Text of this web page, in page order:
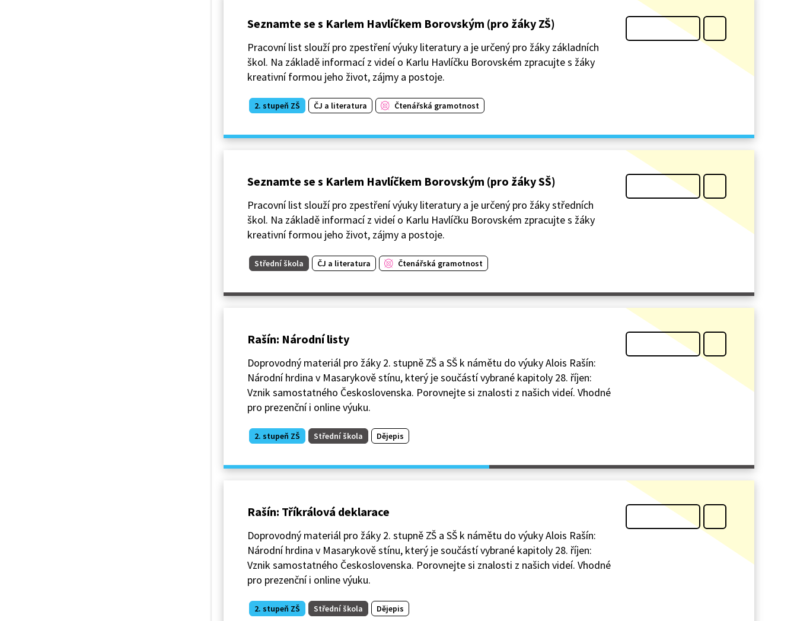
Seznamte se s Karlem Havlíčkem Borovským (pro žáky ZŠ)
Pracovní list slouží pro zpestření výuky literatury a je určený pro žáky základních
škol. Na základě informací z videí o Karlu Havlíčku Borovském zpracujte s žáky
kreativní formou jeho život, zájmy a postoje.
2. stupeň ZŠ ČJ a literatura Čtenářská gramotnost
Seznamte se s Karlem Havlíčkem Borovským (pro žáky SŠ)
Pracovní list slouží pro zpestření výuky literatury a je určený pro žáky středních
škol. Na základě informací z videí o Karlu Havlíčku Borovském zpracujte s žáky
kreativní formou jeho život, zájmy a postoje.
Střední škola ČJ a literatura Čtenářská gramotnost
Rašín: Národní listy
Doprovodný materiál pro žáky 2. stupně ZŠ a SŠ k námětu do výuky Alois Rašín:
Národní hrdina v Masarykově stínu, který je součástí vybrané kapitoly 28. říjen:
Vznik samostatného Československa. Porovnejte si znalosti z našich videí. Vhodné
pro prezenční i online výuku.
2. stupeň ZŠ Střední škola Dějepis
Rašín: Tříkrálová deklarace
Doprovodný materiál pro žáky 2. stupně ZŠ a SŠ k námětu do výuky Alois Rašín:
Národní hrdina v Masarykově stínu, který je součástí vybrané kapitoly 28. říjen:
Vznik samostatného Československa. Porovnejte si znalosti z našich videí. Vhodné
pro prezenční i online výuku.
2. stupeň ZŠ Střední škola Dějepis